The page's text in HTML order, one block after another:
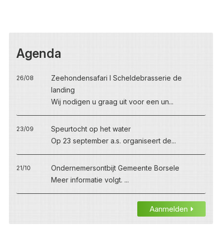
Agenda
26/08
Zeehondensafari I Scheldebrasserie de
landing
Wij nodigen u graag uit voor een un...
23/09
Speurtocht op het water
Op 23 september a.s. organiseert de...
21/10
Ondernemersontbijt Gemeente Borsele
Meer informatie volgt. ...
Aanmelden